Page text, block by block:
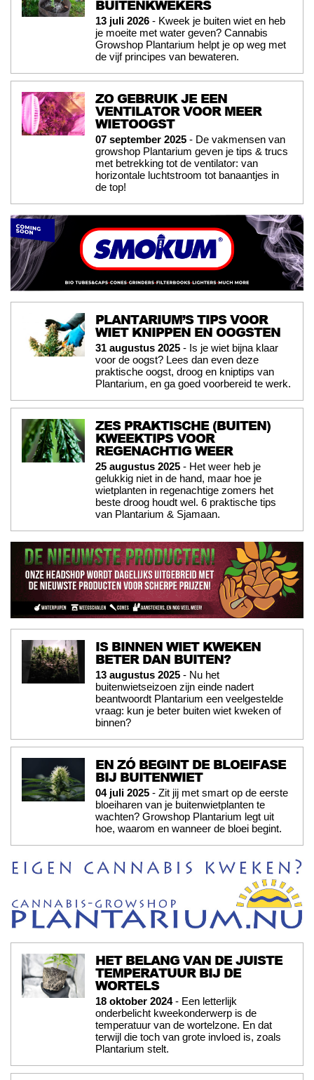
BUITENKWEKERS
13 juli 2026 - Kweek je buiten wiet en heb
je moeite met water geven? Cannabis
Growshop Plantarium helpt je op weg met
de vijf principes van bewateren.
ZO GEBRUIK JE EEN
VENTILATOR VOOR MEER
WIETOOGST
07 september 2025 - De vakmensen van
growshop Plantarium geven je tips & trucs
met betrekking tot de ventilator: van
horizontale luchtstroom tot banaantjes in
de top!
PLANTARIUM’S TIPS VOOR
WIET KNIPPEN EN OOGSTEN
31 augustus 2025 - Is je wiet bijna klaar
voor de oogst? Lees dan even deze
praktische oogst, droog en kniptips van
Plantarium, en ga goed voorbereid te werk.
ZES PRAKTISCHE (BUITEN)
KWEEKTIPS VOOR
REGENACHTIG WEER
25 augustus 2025 - Het weer heb je
gelukkig niet in de hand, maar hoe je
wietplanten in regenachtige zomers het
beste droog houdt wel. 6 praktische tips
van Plantarium & Sjamaan.
IS BINNEN WIET KWEKEN
BETER DAN BUITEN?
13 augustus 2025 - Nu het
buitenwietseizoen zijn einde nadert
beantwoordt Plantarium een veelgestelde
vraag: kun je beter buiten wiet kweken of
binnen?
EN ZÓ BEGINT DE BLOEIFASE
BIJ BUITENWIET
04 juli 2025 - Zit jij met smart op de eerste
bloeiharen van je buitenwietplanten te
wachten? Growshop Plantarium legt uit
hoe, waarom en wanneer de bloei begint.
HET BELANG VAN DE JUISTE
TEMPERATUUR BIJ DE
WORTELS
18 oktober 2024- Een letterlijk
onderbelicht kweekonderwerp is de
temperatuur van de wortelzone. En dat
terwijl die toch van grote invloed is, zoals
Plantarium stelt.